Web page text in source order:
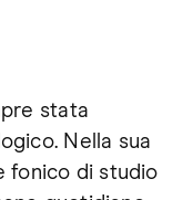
stata
Nella sua
fonico di studio